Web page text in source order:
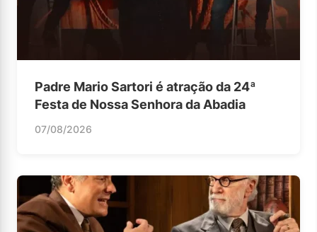
Padre Mario Sartori é atração da 24ª
Festa de Nossa Senhora da Abadia
07/08/2026